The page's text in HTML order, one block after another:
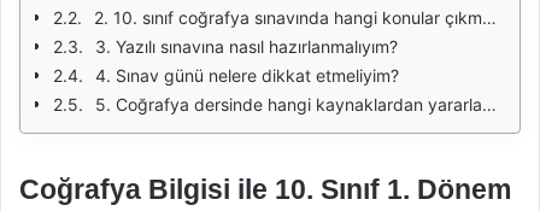
2. 10. sınıf coğrafya sınavında hangi konular çıkmaktadır?
3. Yazılı sınavına nasıl hazırlanmalıyım?
4. Sınav günü nelere dikkat etmeliyim?
5. Coğrafya dersinde hangi kaynaklardan yararlanabilirim?
Coğrafya Bilgisi ile 10. Sınıf 1. Dönem